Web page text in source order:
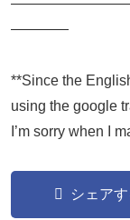
————
**Since the
using the google
I’m sorry when I
シェアす